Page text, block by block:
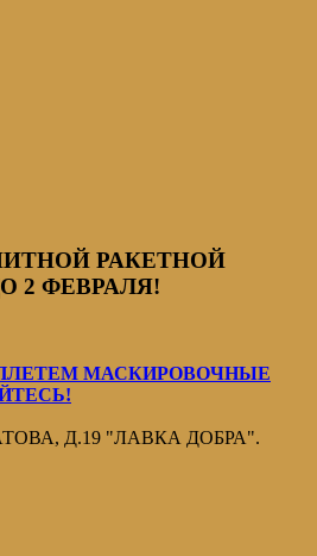
РАКЕТНОЙ
2 ФЕВРАЛЯ!
МАСКИРОВОЧНЫЕ
Д.19 "ЛАВКА ДОБРА".